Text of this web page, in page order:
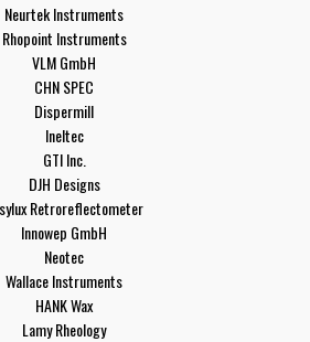
Neurtek Instruments
Rhopoint Instruments
VLM GmbH
CHN SPEC
Dispermill
Ineltec
GTI Inc.
DJH Designs
Retroreflectometer
Innowep GmbH
Neotec
Wallace Instruments
HANK Wax
Lamy Rheology